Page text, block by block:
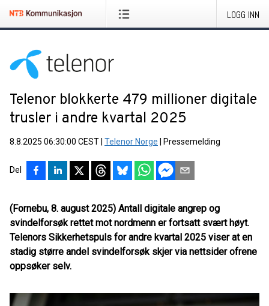
LOGG INN
Telenor blokkerte 479 millioner digitale
trusler i andre kvartal 2025
8.8.2025 06:30:00 CEST Telenor Norge Pressemelding
Del
(Fornebu, 8. august 2025) Antall digitale angrep og
svindelforsøk rettet mot nordmenn er fortsatt svært høyt.
Telenors Sikkerhetspuls for andre kvartal 2025 viser at en
stadig større andel svindelforsøk skjer via nettsider ofrene
oppsøker selv.